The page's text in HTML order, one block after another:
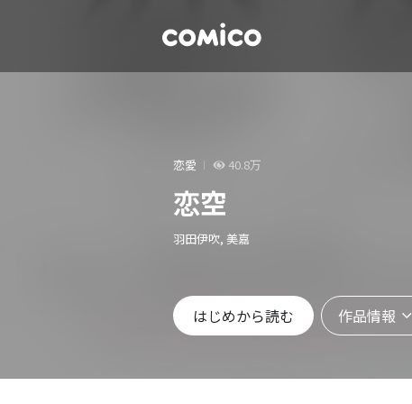
恋愛 40.8万
恋空
羽田伊吹, 美嘉
はじめから読む 作品情報